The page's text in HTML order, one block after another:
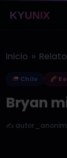
KYUNIX
Inicio »
Chile
Bryan
✍️